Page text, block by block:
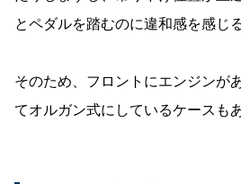
とペダルを踏むのに違和感を感じ
そのため、フロントにエンジンが
てオルガン式にしているケースも